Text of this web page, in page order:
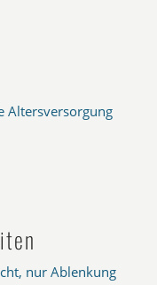
Altersversorgung
nur Ablenkung